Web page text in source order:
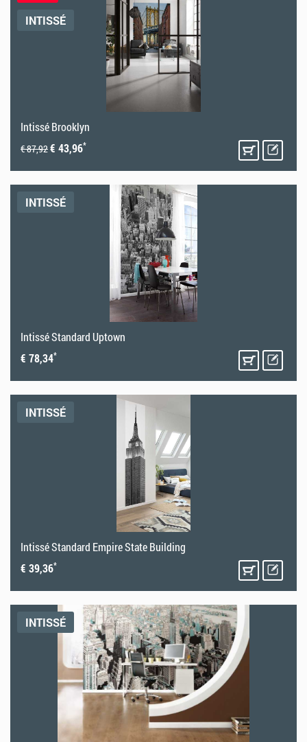
INTISSÉ
Intissé Brooklyn
€ 87,92€ 43,96*
INTISSÉ
Intissé Standard Uptown
€ 78,34*
INTISSÉ
Intissé Standard Empire State Building
€ 39,36*
INTISSÉ